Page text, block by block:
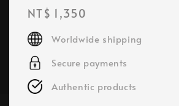
Regular
price
NT$ 1,350
Worldwide shipping
Secure payments
Authentic products